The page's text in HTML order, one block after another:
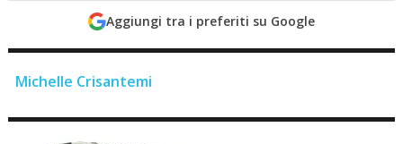
Aggiungi tra i preferiti su Google
Michelle Crisantemi